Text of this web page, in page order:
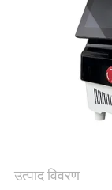
उत्पाद विवरण